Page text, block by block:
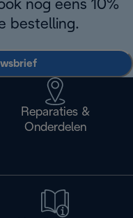
nog eens 10%
bestelling.
Reparaties &
Onderdelen